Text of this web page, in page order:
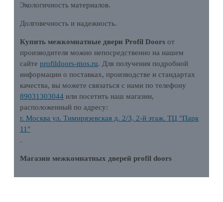
Экологичность материалов.
Долговечность и надежность.
Купить межкомнатные двери Profil Doors от
производителя можно непосредственно на нашем
сайте profildoors-mos.ru. Для получения подробной
информации о поставках, производстве и стандартах
качества, вы можете связаться с нами по телефону
89031303044 или посетить наш магазин,
расположенный по адресу:
г. Москва ул. Тимирязевская д. 2/3, 2-й этаж. ТЦ "Парк
11"
.
Магазин межкомнатных дверей profil doors